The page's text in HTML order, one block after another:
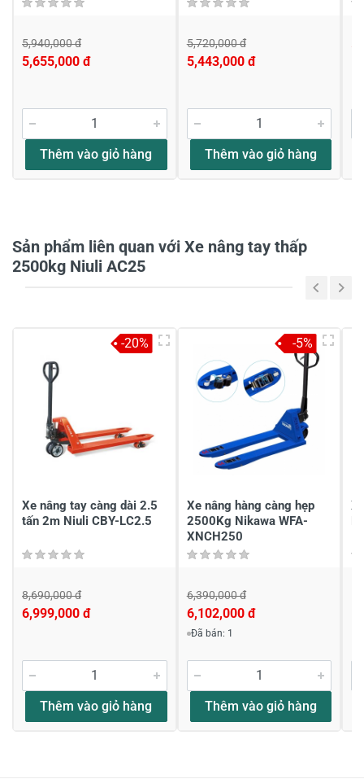
Viết nhận xét về sản phẩm
Đánh giá sao
Tiêu đề của nhận xét *
5,940,000 đ
5,655,000 đ
Thêm vào giỏ hàng
5,720,000 đ
5,443,000 đ
Thêm vào giỏ hàng
Sản phẩm liên quan với Xe nâng tay thấp
2500kg Niuli AC25
Xe nâng tay càng dài 2.5
tấn 2m Niuli CBY-LC2.5
8,690,000 đ
6,999,000 đ
Thêm vào giỏ hàng
-20%
Xe nâng hàng càng hẹp
2500Kg Nikawa WFA-
XNCH250
6,390,000 đ
6,102,000 đ
Đã bán: 1
Thêm vào giỏ hàng
-5%